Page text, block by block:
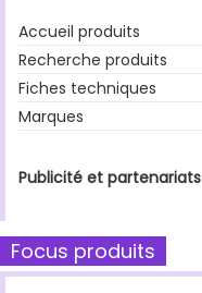
Accueil produits
Recherche produits
Fiches techniques
Marques
Publicité et partenariats
Focus produits